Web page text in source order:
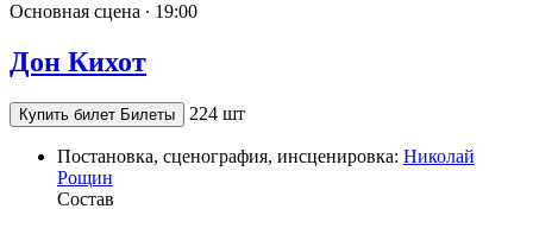
Основная сцена ∙ 19:00
Дон Кихот
Купить билет Билеты 224 шт
Постановка, сценография, инсценировка: Николай
Рощин
Состав